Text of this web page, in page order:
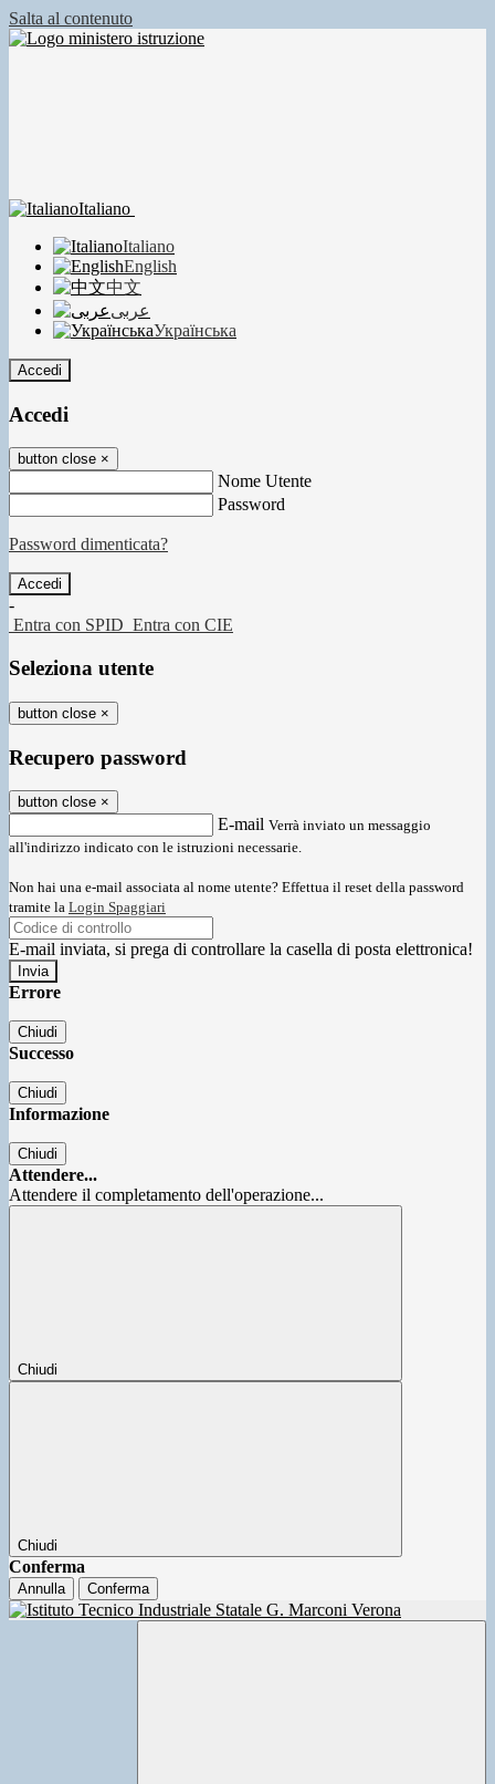
Salta al contenuto
Italiano
Italiano
English
中文
عربى
Українська
Accedi
Accedi
button close ×
Nome Utente
Password
Password dimenticata?
-
Entra con SPID Entra con CIE
Seleziona utente
button close ×
Recupero password
button close ×
E-mail Verrà inviato un messaggio
all'indirizzo indicato con le istruzioni necessarie.
Non hai una e-mail associata al nome utente? Effettua il reset della password
tramite la Login Spaggiari
E-mail inviata, si prega di controllare la casella di posta elettronica!
Errore
Chiudi
Successo
Chiudi
Informazione
Chiudi
Attendere...
Attendere il completamento dell'operazione...
Chiudi
Chiudi
Conferma
Annulla Conferma